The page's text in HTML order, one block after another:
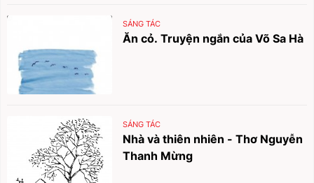
SÁNG TÁC
Ăn cỏ. Truyện ngắn của Võ Sa Hà
SÁNG TÁC
Nhà và thiên nhiên - Thơ Nguyễn
Thanh Mừng